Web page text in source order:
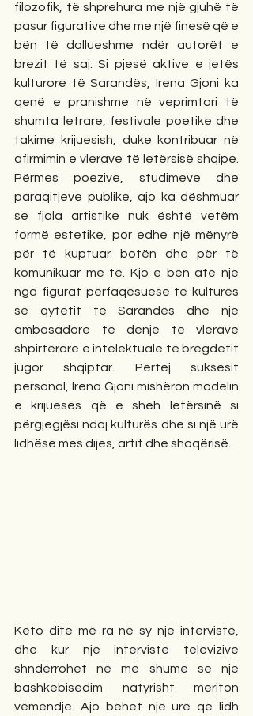
filozofik, të shprehura me një gjuhë të
pasur figurative dhe me një finesë që e
bën të dallueshme ndër autorët e
brezit të saj. Si pjesë aktive e jetës
kulturore të Sarandës, Irena Gjoni ka
qenë e pranishme në veprimtari të
shumta letrare, festivale poetike dhe
takime krijuesish, duke kontribuar në
afirmimin e vlerave të letërsisë shqipe.
Përmes poezive, studimeve dhe
paraqitjeve publike, ajo ka dëshmuar
se fjala artistike nuk është vetëm
formë estetike, por edhe një mënyrë
për të kuptuar botën dhe për të
komunikuar me të. Kjo e bën atë një
nga figurat përfaqësuese të kulturës
së qytetit të Sarandës dhe një
ambasadore të denjë të vlerave
shpirtërore e intelektuale të bregdetit
jugor shqiptar. Përtej suksesit
personal, Irena Gjoni mishëron modelin
e krijueses që e sheh letërsinë si
përgjegjësi ndaj kulturës dhe si një urë
lidhëse mes dijes, artit dhe shoqërisë.
Këto ditë më ra në sy një intervistë,
dhe kur një intervistë televizive
shndërrohet në më shumë se një
bashkëbisedim natyrisht meriton
vëmendje. Ajo bëhet një urë që lidh